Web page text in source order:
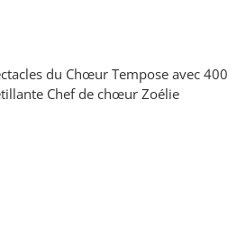
du Chœur Tempose avec 400
Chef de chœur Zoélie